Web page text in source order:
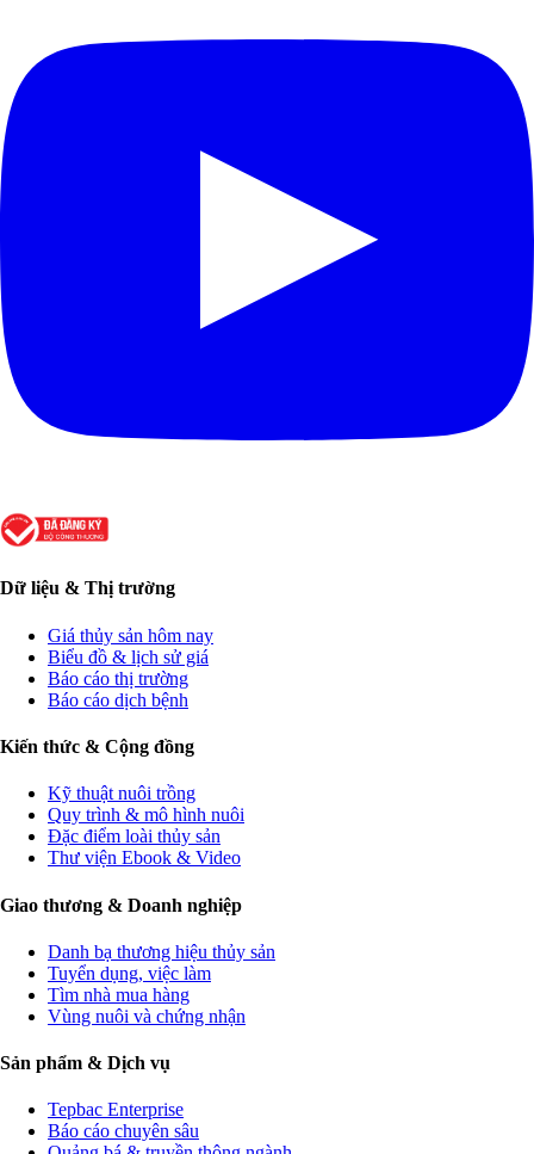
Dữ liệu & Thị trường
Giá thủy sản hôm nay
Biểu đồ & lịch sử giá
Báo cáo thị trường
Báo cáo dịch bệnh
Kiến thức & Cộng đồng
Kỹ thuật nuôi trồng
Quy trình & mô hình nuôi
Đặc điểm loài thủy sản
Thư viện Ebook & Video
Giao thương & Doanh nghiệp
Danh bạ thương hiệu thủy sản
Tuyển dụng, việc làm
Tìm nhà mua hàng
Vùng nuôi và chứng nhận
Sản phẩm & Dịch vụ
Tepbac Enterprise
Báo cáo chuyên sâu